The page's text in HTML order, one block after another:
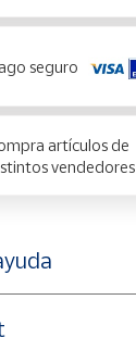
seguro
artículos de
vendedores